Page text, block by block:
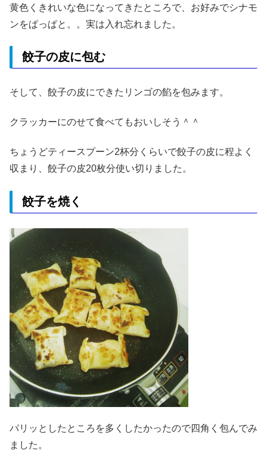
黄色くきれいな色になってきたところで、お好みでシナモ
ンをぱっぱと。。実は入れ忘れました。
餃子の皮に包む
そして、餃子の皮にできたリンゴの餡を包みます。
クラッカーにのせて食べてもおいしそう＾＾
ちょうどティースプーン2杯分くらいで餃子の皮に程よく
収まり、餃子の皮20枚分使い切りました。
餃子を焼く
パリッとしたところを多くしたかったので四角く包んでみ
ました。